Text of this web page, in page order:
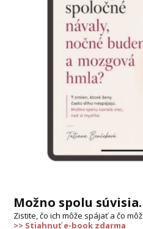
Možno spolu súvisia.
Zistite, čo ich môže spájať a čo
>> Stiahnuť e-book zdarma